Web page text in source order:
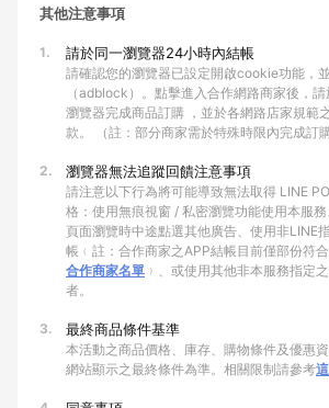
其他注意事項
1. 請於同一瀏覽器24小時內結帳
請確認您的瀏覽器已設定開啟cookie功能，
（adblock）。點擊進入合作網路商家後，
瀏覽器完成商品訂購 ，並於各網路店家規範
款。 （註：部分商家需於特殊時限內完成訂
2. 瀏覽器無法追蹤回饋注意事項
請注意以下行為將可能導致無法取得 LINE
格：使用無痕視窗 / 私密瀏覽功能使用本服
頁面瀏覽時中途點選其他廣告、使用非LINE
帳﹙註：合作商家之APP結帳目前僅部份符合
合作商家名單 ﹚、或使用其他非本服務指定
者。
3. 最終商品條件基準
本活動之商品價格、庫存、購物條件及優惠
網站顯示之最終條件為準。相關限制請參考